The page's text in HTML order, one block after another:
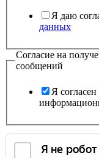
Я даю
данных
Согласие на
сообщений
Я